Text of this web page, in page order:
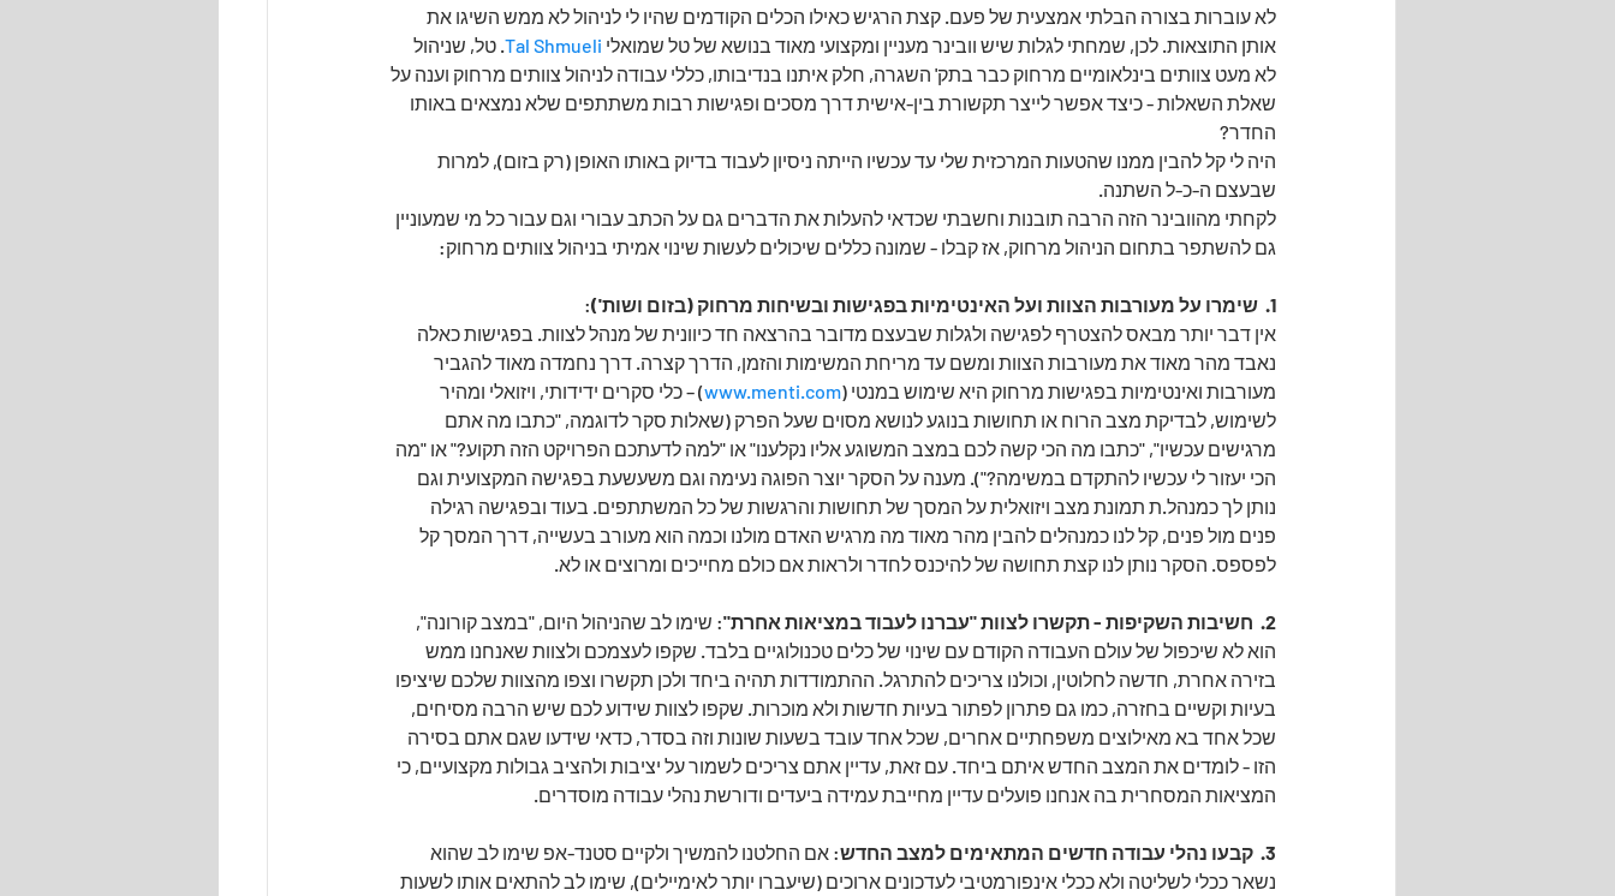
לא עוברות בצורה הבלתי אמצעית של פעם. קצת הרגיש כאילו הכלים הקודמים שהיו לי לניהול לא ממש השיגו את
אותן התוצאות. לכן, שמחתי לגלות שיש וובינר מעניין ומקצועי מאוד בנושא של טל שמואלי Tal Shmueli. טל, שניהול
לא מעט צוותים בינלאומיים מרחוק כבר בתק' השגרה, חלק איתנו בנדיבותו, כללי עבודה לניהול צוותים מרחוק וענה על
שאלת השאלות - כיצד אפשר לייצר תקשורת בין-אישית דרך מסכים ופגישות רבות משתתפים שלא נמצאים באותו
החדר?
היה לי קל להבין ממנו שהטעות המרכזית שלי עד עכשיו הייתה ניסיון לעבוד בדיוק באותו האופן (רק בזום), למרות
שבעצם ה-כ-ל השתנה.
לקחתי מהוובינר הזה הרבה תובנות וחשבתי שכדאי להעלות את הדברים גם על הכתב עבורי וגם עבור כל מי שמעוניין
גם להשתפר בתחום הניהול מרחוק, אז קבלו - שמונה כללים שיכולים לעשות שינוי אמיתי בניהול צוותים מרחוק:
1.  שימרו על מעורבות הצוות ועל האינטימיות בפגישות ובשיחות מרחוק (בזום ושות')
:
אין דבר יותר מבאס להצטרף לפגישה ולגלות שבעצם מדובר בהרצאה חד כיוונית של מנהל לצוות. בפגישות כאלה
נאבד מהר מאוד את מעורבות הצוות ומשם עד מריחת המשימות והזמן, הדרך קצרה. דרך נחמדה מאוד להגביר
מעורבות ואינטימיות בפגישות מרחוק היא שימוש במנטי (www.menti.com) – כלי סקרים ידידותי, ויזואלי ומהיר
לשימוש, לבדיקת מצב הרוח או תחושות בנוגע לנושא מסוים שעל הפרק (שאלות סקר לדוגמה, "כתבו מה אתם
מרגישים עכשיו", "כתבו מה הכי קשה לכם במצב המשוגע אליו נקלענו" או "למה לדעתכם הפרויקט הזה תקוע?" או "מה
הכי יעזור לי עכשיו להתקדם במשימה?"). מענה על הסקר יוצר הפוגה נעימה וגם משעשעת בפגישה המקצועית וגם
נותן לך כמנהל.ת תמונת מצב ויזואלית על המסך של תחושות והרגשות של כל המשתתפים. בעוד ובפגישה רגילה
פנים מול פנים, קל לנו כמנהלים להבין מהר מאוד מה מרגיש האדם מולנו וכמה הוא מעורב בעשייה, דרך המסך קל
לפספס. הסקר נותן לנו קצת תחושה של להיכנס לחדר ולראות אם כולם מחייכים ומרוצים או לא.
2.  חשיבות השקיפות - תקשרו לצוות "עברנו לעבוד במציאות אחרת"
: שימו לב שהניהול היום, "במצב קורונה",
הוא לא שיכפול של עולם העבודה הקודם עם שינוי של כלים טכנולוגיים בלבד. שקפו לעצמכם ולצוות שאנחנו ממש
בזירה אחרת, חדשה לחלוטין, וכולנו צריכים להתרגל. ההתמודדות תהיה ביחד ולכן תקשרו וצפו מהצוות שלכם שיציפו
בעיות וקשיים בחזרה, כמו גם פתרון לפתור בעיות חדשות ולא מוכרות. שקפו לצוות שידוע לכם שיש הרבה מסיחים,
שכל אחד בא מאילוצים משפחתיים אחרים, שכל אחד עובד בשעות שונות וזה בסדר, כדאי שידעו שגם אתם בסירה
הזו - לומדים את המצב החדש איתם ביחד. עם זאת, עדיין אתם צריכים לשמור על יציבות ולהציב גבולות מקצועיים, כי
המציאות המסחרית בה אנחנו פועלים עדיין מחייבת עמידה ביעדים ודורשת נהלי עבודה מוסדרים.
3.  קבעו נהלי עבודה חדשים המתאימים למצב החדש
: אם החלטנו להמשיך ולקיים סטנד-אפ שימו לב שהוא
נשאר ככלי לשליטה ולא ככלי אינפורמטיבי לעדכונים ארוכים (שיעברו יותר לאימיילים), שימו לב להתאים אותו לשעות